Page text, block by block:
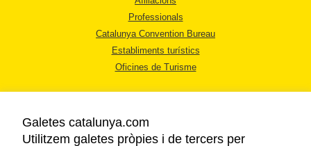
Professionals
Catalunya Convention Bureau
Establiments turístics
Oficines de Turisme
Galetes catalunya.com
Utilitzem galetes pròpies i de tercers per